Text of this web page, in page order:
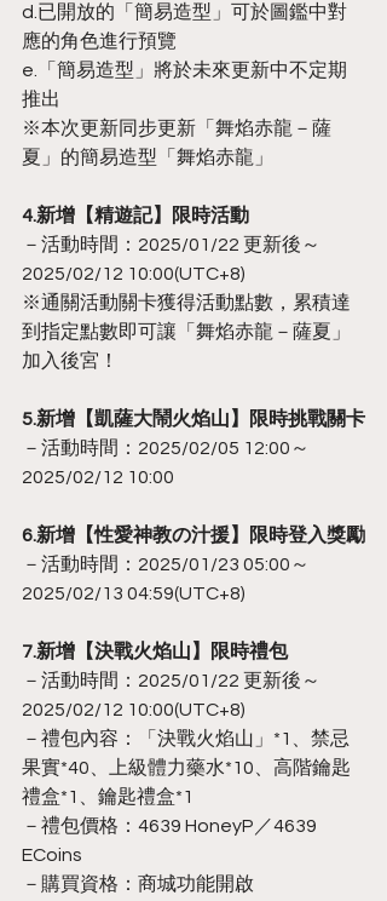
d.已開放的「簡易造型」可於圖鑑中對
應的角色進行預覽
e.「簡易造型」將於未來更新中不定期
推出
※本次更新同步更新「舞焰赤龍－薩
夏」的簡易造型「舞焰赤龍」
4.新增【精遊記】限時活動
－活動時間：2025/01/22 更新後～
2025/02/12 10:00(UTC+8)
※通關活動關卡獲得活動點數，累積達
到指定點數即可讓「舞焰赤龍－薩夏」
加入後宮！
5.新增【凱薩大鬧火焰山】限時挑戰關卡
－活動時間：2025/02/05 12:00～
2025/02/12 10:00
6.新增【性愛神教の汁援】限時登入獎勵
－活動時間：2025/01/23 05:00～
2025/02/13 04:59(UTC+8)
7.新增【決戰火焰山】限時禮包
－活動時間：2025/01/22 更新後～
2025/02/12 10:00(UTC+8)
－禮包內容：「決戰火焰山」*1、禁忌
果實*40、上級體力藥水*10、高階鑰匙
禮盒*1、鑰匙禮盒*1
－禮包價格：4639 HoneyP／4639
ECoins
－購買資格：商城功能開啟